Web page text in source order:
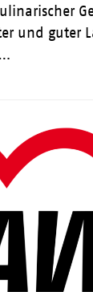
und guter